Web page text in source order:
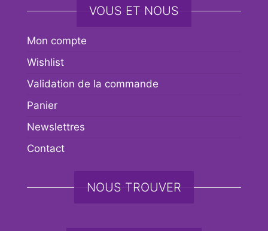
VOUS ET NOUS
Mon compte
Wishlist
Validation de la commande
Panier
Newslettres
Contact
NOUS TROUVER